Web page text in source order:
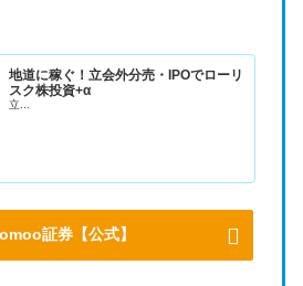
地道に稼ぐ！立会外分売・IPOでローリ
スク株投資+α
立...
証券【公式】